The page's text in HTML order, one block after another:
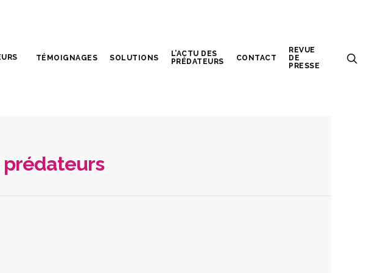
TÉMOIGNAGES SOLUTIONS
L’ACTU DES
PRÉDATEURS
CONTACT
REVUE
DE
PRESSE
prédateurs